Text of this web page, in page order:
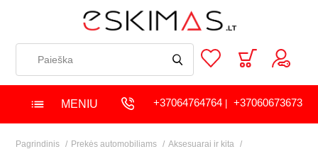
MENIU +37064764764| +37060673673
Pagrindinis Prekės automobiliams
Aksesuarai ir kita